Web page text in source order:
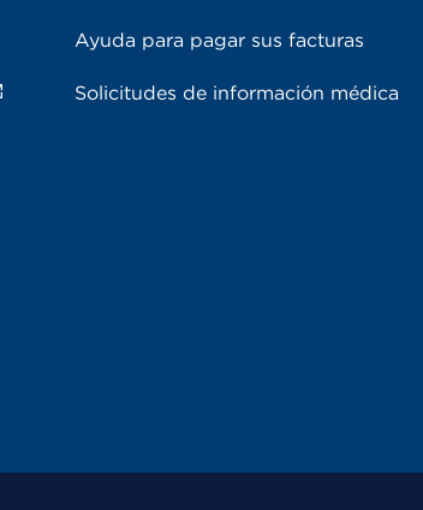
Ayuda para pagar sus facturas
Solicitudes de información médica